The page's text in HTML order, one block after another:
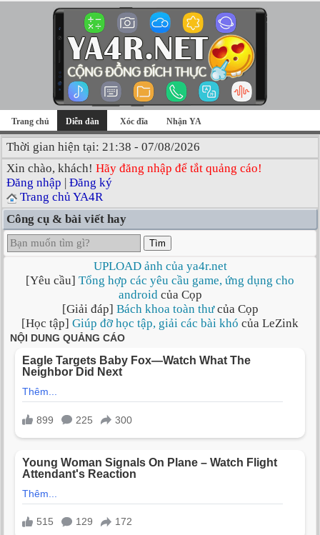
Trang chủ Diễn đàn Xóc đĩa Nhận YA
Thời gian hiện tại: 21:38 - 07/08/2026
Xin chào, khách! Hãy đăng nhập để tắt quảng cáo!
Đăng nhập | Đăng ký
Trang chủ YA4R
Công cụ & bài viết hay
Tìm
UPLOAD ảnh của ya4r.net
[Yêu cầu] Tổng hợp các yêu cầu game, ứng dụng cho
androidcủa Cọp
[Giải đáp] Bách khoa toàn thưcủa Cọp
[Học tập] Giúp đỡ học tập, giải các bài khó của LeZink